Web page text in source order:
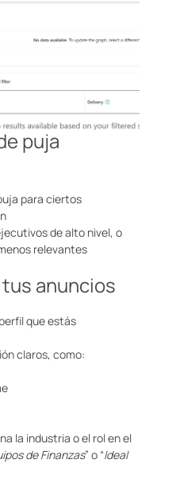
puja
para ciertos
de alto nivel, o
relevantes
anuncios
que estás
claros, como:
la industria o el rol en el
de Finanzas” o “Ideal